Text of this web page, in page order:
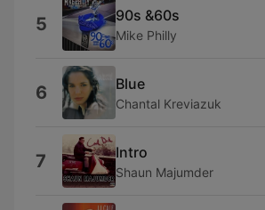
5 90s &60s
Mike Philly
6 Blue
Chantal Kreviazuk
7 Intro
Shaun Majumder